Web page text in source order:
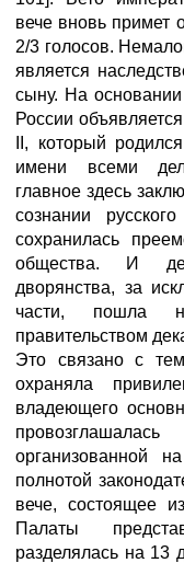
вече вновь примет
2/3 голосов.
является
сыну. На
России
II, который
имени всеми
главное здесь
сознании
сохранилась
общества. И
дворянства, за
части, пошла
правительством
Это связано с
охраняла
владеющего
организованной
полнотой
вече, состоящее
Палаты
разделялась на 13